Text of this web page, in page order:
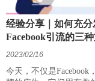
经验分享｜如何充分
Facebook引流的三
2023/02/16
今天，不仅是Facebook